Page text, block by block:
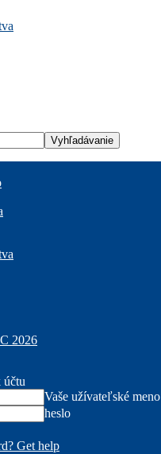
2026
účtu
Vaše užívateľské meno
heslo
Get help